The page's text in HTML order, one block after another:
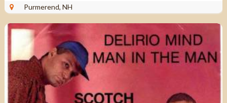
Made ...Purmerend, NH